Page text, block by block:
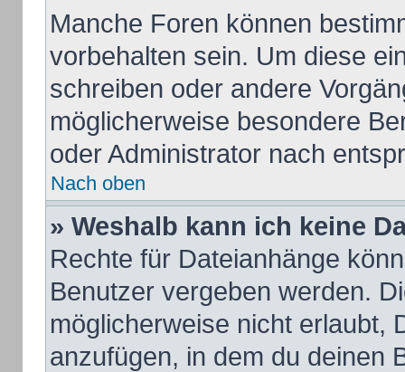
Manche Foren können
vorbehalten sein. Um diese
schreiben oder andere
möglicherweise besondere
oder Administrator nach
Nach oben
» Weshalb kann ich keine
Rechte für Dateianhänge
Benutzer vergeben werden.
möglicherweise nicht erlaubt,
anzufügen, in dem du deinen